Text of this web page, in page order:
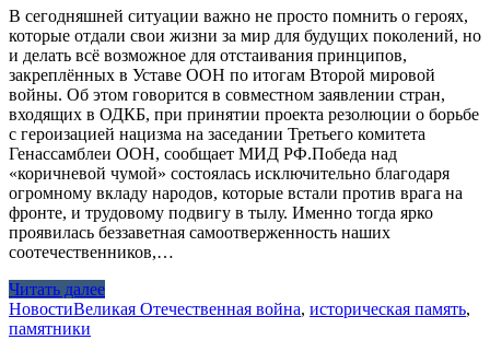
В сегодняшней ситуации важно не просто помнить о героях,
которые отдали свои жизни за мир для будущих поколений, но
и делать всё возможное для отстаивания принципов,
закреплённых в Уставе ООН по итогам Второй мировой
войны. Об этом говорится в совместном заявлении стран,
входящих в ОДКБ, при принятии проекта резолюции о борьбе
с героизацией нацизма на заседании Третьего комитета
Генассамблеи ООН, сообщает МИД РФ.Победа над
«коричневой чумой» состоялась исключительно благодаря
огромному вкладу народов, которые встали против врага на
фронте, и трудовому подвигу в тылу. Именно тогда ярко
проявилась беззаветная самоотверженность наших
соотечественников,…
Читать далее
НовостиВеликая Отечественная война, историческая память,
памятники